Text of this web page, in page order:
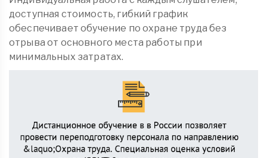
доступная стоимость, гибкий график
обеспечивает обучение по охране труда без
отрыва от основного места работы при
минимальных затратах.